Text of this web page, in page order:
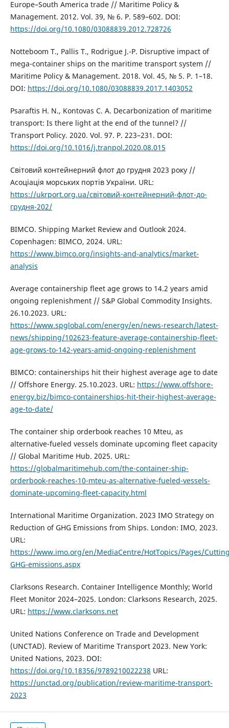
Europe–South America trade // Maritime Policy &
Management. 2012. Vol. 39, № 6. P. 589–602. DOI:
https://doi.org/10.1080/03088839.2012.728726
Notteboom T., Pallis T., Rodrigue J.-P. Disruptive impact of
mega-container ships on the maritime transport system //
Maritime Policy & Management. 2018. Vol. 45, № 5. P. 1–18.
DOI: https://doi.org/10.1080/03088839.2017.1403052
Psaraftis H. N., Kontovas C. A. Decarbonization of maritime
transport: Is there light at the end of the tunnel? //
Transport Policy. 2020. Vol. 97. P. 223–231. DOI:
https://doi.org/10.1016/j.tranpol.2020.08.015
Світовий контейнерний флот до грудня 2023 року //
Асоціація морських портів України. URL:
https://ukrport.org.ua/світовий-контейнерний-флот-до-
грудня-202/
BIMCO. Shipping Market Review and Outlook 2024.
Copenhagen: BIMCO, 2024. URL:
https://www.bimco.org/insights-and-analytics/market-
analysis
Average containership fleet age grows to 14.2 years amid
ongoing replenishment // S&P Global Commodity Insights.
26.10.2023. URL:
https://www.spglobal.com/energy/en/news-research/latest-
news/shipping/102623-feature-average-containership-fleet-
age-grows-to-142-years-amid-ongoing-replenishment
BIMCO: containerships hit their highest average age to date
// Offshore Energy. 25.10.2023. URL: https://www.offshore-
energy.biz/bimco-containerships-hit-their-highest-average-
age-to-date/
The container ship orderbook reaches 10 Mteu, as
alternative-fueled vessels dominate upcoming fleet capacity
// Global Maritime Hub. 2025. URL:
https://globalmaritimehub.com/the-container-ship-
orderbook-reaches-10-mteu-as-alternative-fueled-vessels-
dominate-upcoming-fleet-capacity.html
International Maritime Organization. 2023 IMO Strategy on
Reduction of GHG Emissions from Ships. London: IMO, 2023.
URL:
https://www.imo.org/en/MediaCentre/HotTopics/Pages/
GHG-emissions.aspx
Clarksons Research. Container Intelligence Monthly; World
Fleet Monitor 2024–2025. London: Clarksons Research, 2025.
URL: https://www.clarksons.net
United Nations Conference on Trade and Development
(UNCTAD). Review of Maritime Transport 2023. New York:
United Nations, 2023. DOI:
https://doi.org/10.18356/9789210022238 URL:
https://unctad.org/publication/review-maritime-transport-
2023